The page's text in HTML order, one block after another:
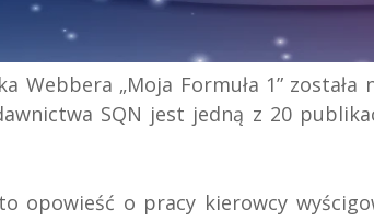
Webbera „Moja Formuła 1”
SQN jest jedną z 20
to opowieść o pracy kierowcy